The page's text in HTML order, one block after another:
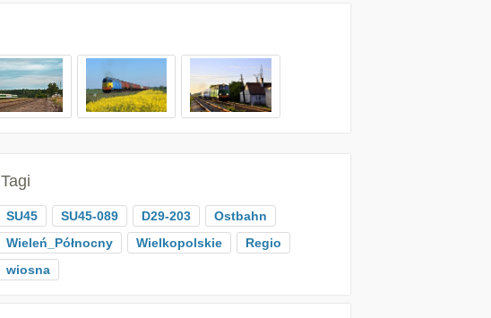
Tagi
SU45 SU45-089 D29-203
Ostbahn
Wieleń_Północny
Wielkopolskie
Regio
wiosna